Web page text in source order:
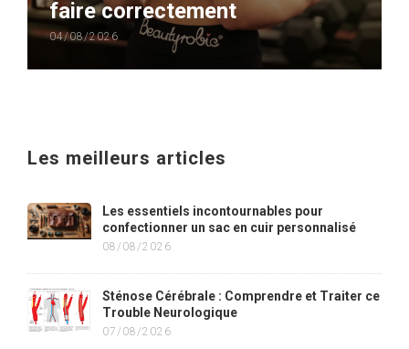
faire correctement
04/08/2026
Les meilleurs articles
Les essentiels incontournables pour
confectionner un sac en cuir personnalisé
08/08/2026
Sténose Cérébrale : Comprendre et Traiter ce
Trouble Neurologique
07/08/2026